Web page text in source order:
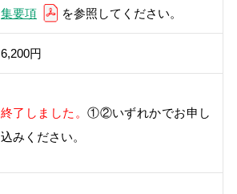
集要項
を参照してください。
6,200円
終了しました。①②いずれかでお申し
込みください。